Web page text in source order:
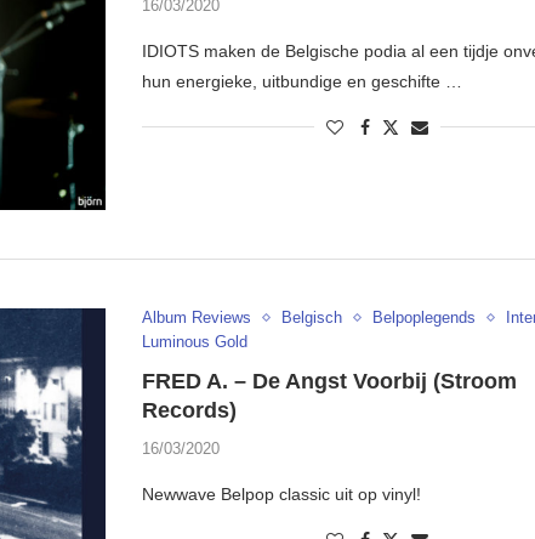
16/03/2020
IDIOTS maken de Belgische podia al een tijdje
hun energieke, uitbundige en geschifte …
Album Reviews Belgisch Belpoplegends
Luminous Gold
FRED A. – De Angst Voorbij (Stroom
Records)
16/03/2020
Newwave Belpop classic uit op vinyl!